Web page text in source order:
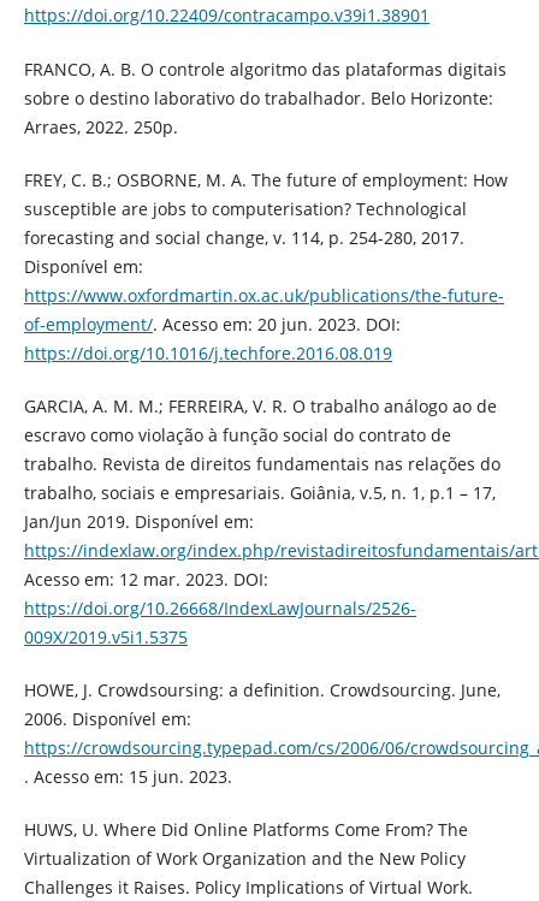
https://doi.org/10.22409/contracampo.v39i1.38901
FRANCO, A. B. O controle algoritmo das plataformas digitais
sobre o destino laborativo do trabalhador. Belo Horizonte:
Arraes, 2022. 250p.
FREY, C. B.; OSBORNE, M. A. The future of employment: How
susceptible are jobs to computerisation? Technological
forecasting and social change, v. 114, p. 254-280, 2017.
Disponível em:
https://www.oxfordmartin.ox.ac.uk/publications/the-future-
of-employment/. Acesso em: 20 jun. 2023. DOI:
https://doi.org/10.1016/j.techfore.2016.08.019
GARCIA, A. M. M.; FERREIRA, V. R. O trabalho análogo ao de
escravo como violação à função social do contrato de
trabalho. Revista de direitos fundamentais nas relações do
trabalho, sociais e empresariais. Goiânia, v.5, n. 1, p.1 – 17,
Jan/Jun 2019. Disponível em:
https://indexlaw.org/index.php/revistadireitosfundamentais/
Acesso em: 12 mar. 2023. DOI:
https://doi.org/10.26668/IndexLawJournals/2526-
009X/2019.v5i1.5375
HOWE, J. Crowdsoursing: a definition. Crowdsourcing. June,
2006. Disponível em:
https://crowdsourcing.typepad.com/cs/2006/06/
. Acesso em: 15 jun. 2023.
HUWS, U. Where Did Online Platforms Come From? The
Virtualization of Work Organization and the New Policy
Challenges it Raises. Policy Implications of Virtual Work.